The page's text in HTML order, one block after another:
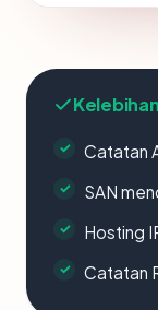
Kelebihan
Catatan
SAN
Hosting
Catatan